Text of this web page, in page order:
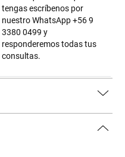
tengas escríbenos por
nuestro WhatsApp +56 9
3380 0499 y
responderemos todas tus
consultas.